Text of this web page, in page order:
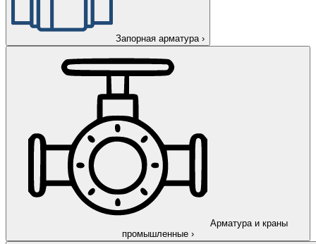
Запорная арматура ›
Арматура и краны
промышленные ›